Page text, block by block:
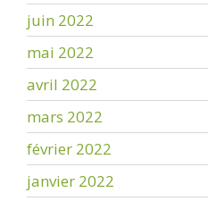
juin 2022
mai 2022
avril 2022
mars 2022
février 2022
janvier 2022